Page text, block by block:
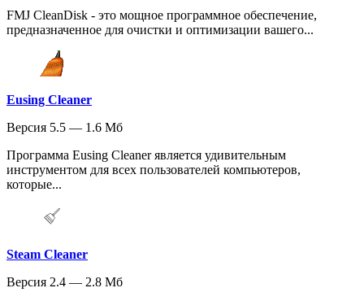
FMJ CleanDisk - это мощное программное обеспечение,
предназначенное для очистки и оптимизации вашего...
Eusing Cleaner
Версия 5.5 — 1.6 Мб
Программа Eusing Cleaner является удивительным
инструментом для всех пользователей компьютеров,
которые...
Steam Cleaner
Версия 2.4 — 2.8 Мб